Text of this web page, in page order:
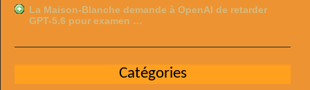
La Maison-Blanche demande à OpenAI de retarder
GPT-5.6 pour examen …
Catégories